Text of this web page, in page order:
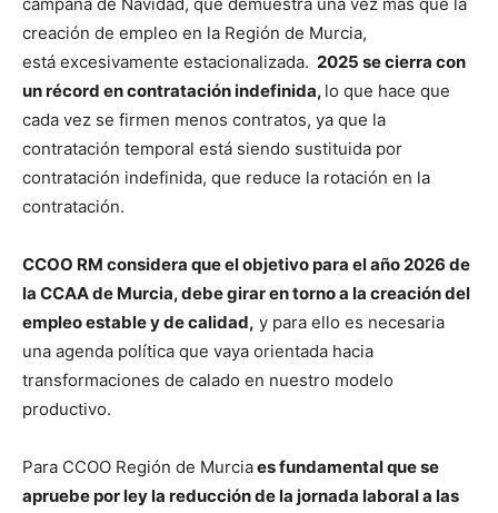
campaña de Navidad, que demuestra una vez más que la
creación de empleo en la Región de Murcia,
está excesivamente estacionalizada. 2025 se cierra con
un récord en contratación indefinida, lo que hace que
cada vez se firmen menos contratos, ya que la
contratación temporal está siendo sustituida por
contratación indefinida, que reduce la rotación en la
contratación.
CCOO RM considera que el objetivo para el año 2026 de
la CCAA de Murcia, debe girar en torno a la creación del
empleo estable y de calidad, y para ello es necesaria
una agenda política que vaya orientada hacia
transformaciones de calado en nuestro modelo
productivo.
Para CCOO Región de Murciaes fundamental que se
apruebe por ley la reducción de la jornada laboral a las